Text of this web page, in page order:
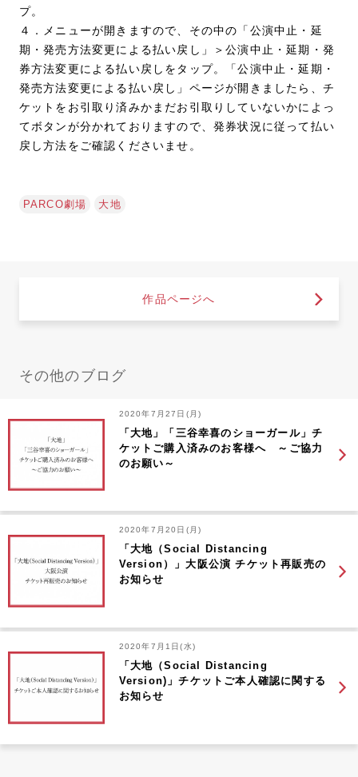
プ。
４．メニューが開きますので、その中の「公演中止・延
期・発売方法変更による払い戻し」＞公演中止・延期・発
券方法変更による払い戻しをタップ。「公演中止・延期・
発売方法変更による払い戻し」ページが開きましたら、チ
ケットをお引取り済みかまだお引取りしていないかによっ
てボタンが分かれておりますので、発券状況に従って払い
戻し方法をご確認くださいませ。
PARCO劇場 大地
作品ページへ
その他のブログ
2020年7月27日(月)
「大地」「三谷幸喜のショーガール」チ
ケットご購入済みのお客様へ ～ご協力
のお願い～
2020年7月20日(月)
「大地（Social Distancing
Version）」大阪公演 チケット再販売の
お知らせ
2020年7月1日(水)
「大地（Social Distancing
Version)」チケットご本人確認に関する
お知らせ